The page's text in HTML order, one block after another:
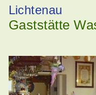
Lichtenau
Gaststätte